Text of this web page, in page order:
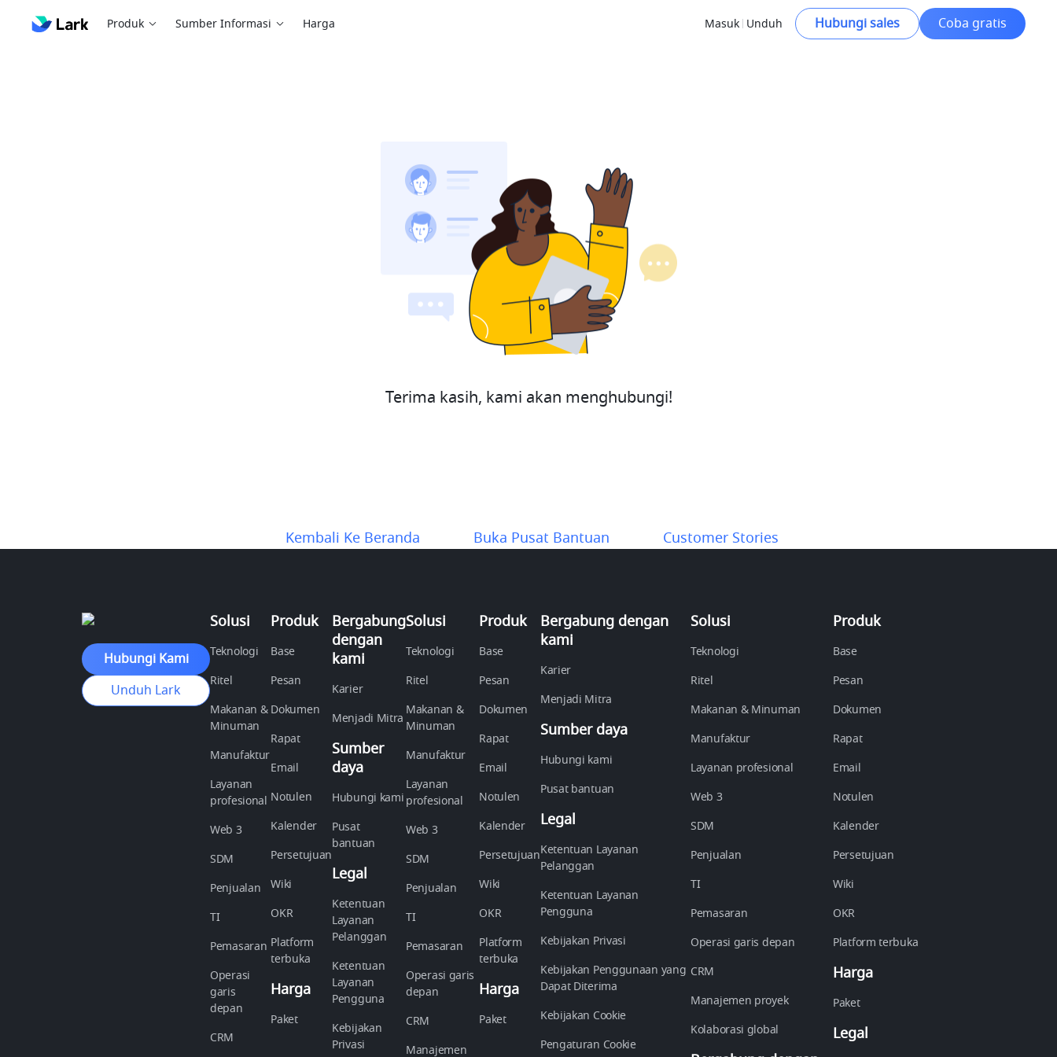
Produk Sumber Informasi Harga Masuk Unduh Hubungi sales Coba gratis
Terima kasih, kami akan menghubungi!
Kembali Ke Beranda Buka Pusat Bantuan Customer Stories
Hubungi Kami
Unduh Lark
Solusi
Teknologi
Ritel
Makanan &
Minuman
Manufaktur
Layanan
profesional
Web 3
SDM
Penjualan
TI
Pemasaran
Operasi
garis
depan
CRM
Produk
Base
Pesan
Dokumen
Rapat
Email
Notulen
Kalender
Persetujuan
Wiki
OKR
Platform
terbuka
Harga
Paket
Bergabung
dengan
kami
Karier
Menjadi Mitra
Sumber
daya
Hubungi kami
Pusat
bantuan
Legal
Ketentuan
Layanan
Pelanggan
Ketentuan
Layanan
Pengguna
Kebijakan
Privasi
Solusi
Teknologi
Ritel
Makanan &
Minuman
Manufaktur
Layanan
profesional
Web 3
SDM
Penjualan
TI
Pemasaran
Operasi garis
depan
CRM
Manajemen
Produk
Base
Pesan
Dokumen
Rapat
Email
Notulen
Kalender
Persetujuan
Wiki
OKR
Platform
terbuka
Harga
Paket
Bergabung dengan
kami
Karier
Menjadi Mitra
Sumber daya
Hubungi kami
Pusat bantuan
Legal
Ketentuan Layanan
Pelanggan
Ketentuan Layanan
Pengguna
Kebijakan Privasi
Kebijakan Penggunaan yang
Dapat Diterima
Kebijakan Cookie
Pengaturan Cookie
Solusi
Teknologi
Ritel
Makanan & Minuman
Manufaktur
Layanan profesional
Web 3
SDM
Penjualan
TI
Pemasaran
Operasi garis depan
CRM
Manajemen proyek
Kolaborasi global
Produk
Base
Pesan
Dokumen
Rapat
Email
Notulen
Kalender
Persetujuan
Wiki
OKR
Platform terbuka
Harga
Paket
Legal